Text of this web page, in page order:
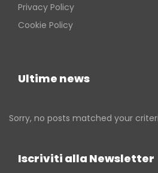
Privacy Policy
Cookie Policy
Ultime news
Sorry, no posts matched your
Iscriviti alla Newsletter